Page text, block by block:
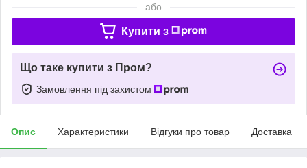
або
Купити з
Що таке купити з Пром?
Замовлення під захистом
Опис Характеристики Відгуки про товар Доставка